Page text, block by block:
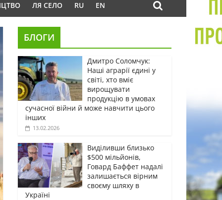
ЛЯ СЕЛО RU EN
БЛОГИ
Дмитро Соломчук:
Наші аграрії єдині у
світі, хто вміє
вирощувати
продукцію в умовах
сучасної війни й може навчити цього
інших
13.02.2026
Виділивши близько
$500 мільйонів,
Говард Баффет надалі
залишається вірним
своєму шляху в
Україні